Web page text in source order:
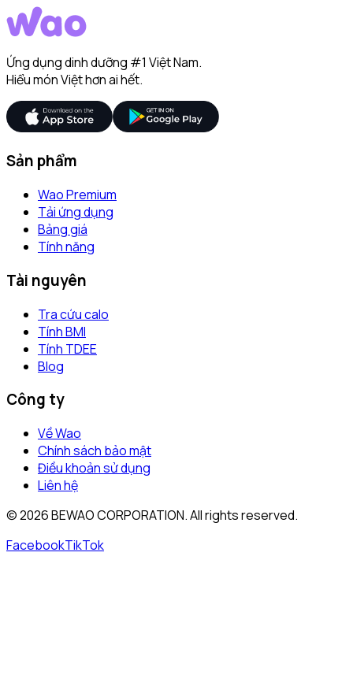
Ứng dụng dinh dưỡng #1 Việt Nam.
Hiểu món Việt hơn ai hết.
Sản phẩm
Wao Premium
Tải ứng dụng
Bảng giá
Tính năng
Tài nguyên
Tra cứu calo
Tính BMI
Tính TDEE
Blog
Công ty
Về Wao
Chính sách bảo mật
Điều khoản sử dụng
Liên hệ
©2026BEWAO CORPORATION. All rights reserved.
FacebookTikTok